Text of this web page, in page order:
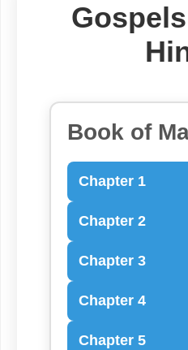
Book of
Chapter 1
Chapter 2
Chapter 3
Chapter 4
Chapter 5